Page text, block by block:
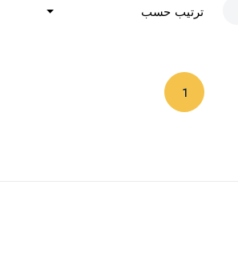
ترتيب حسب
1